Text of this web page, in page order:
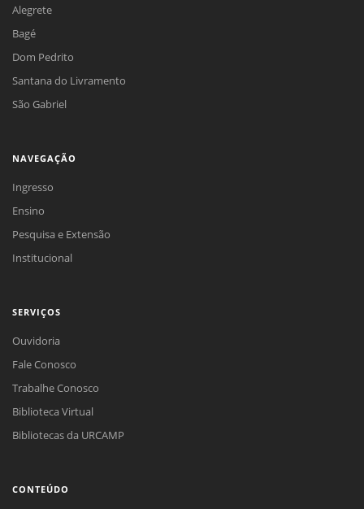
Alegrete
Bagé
Dom Pedrito
Santana do Livramento
São Gabriel
NAVEGAÇÃO
Ingresso
Ensino
Pesquisa e Extensão
Institucional
SERVIÇOS
Ouvidoria
Fale Conosco
Trabalhe Conosco
Biblioteca Virtual
Bibliotecas da URCAMP
CONTEÚDO